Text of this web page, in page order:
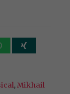
,Mikhail